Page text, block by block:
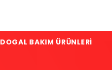
DOGAL BAKIM ÜRÜNLERI